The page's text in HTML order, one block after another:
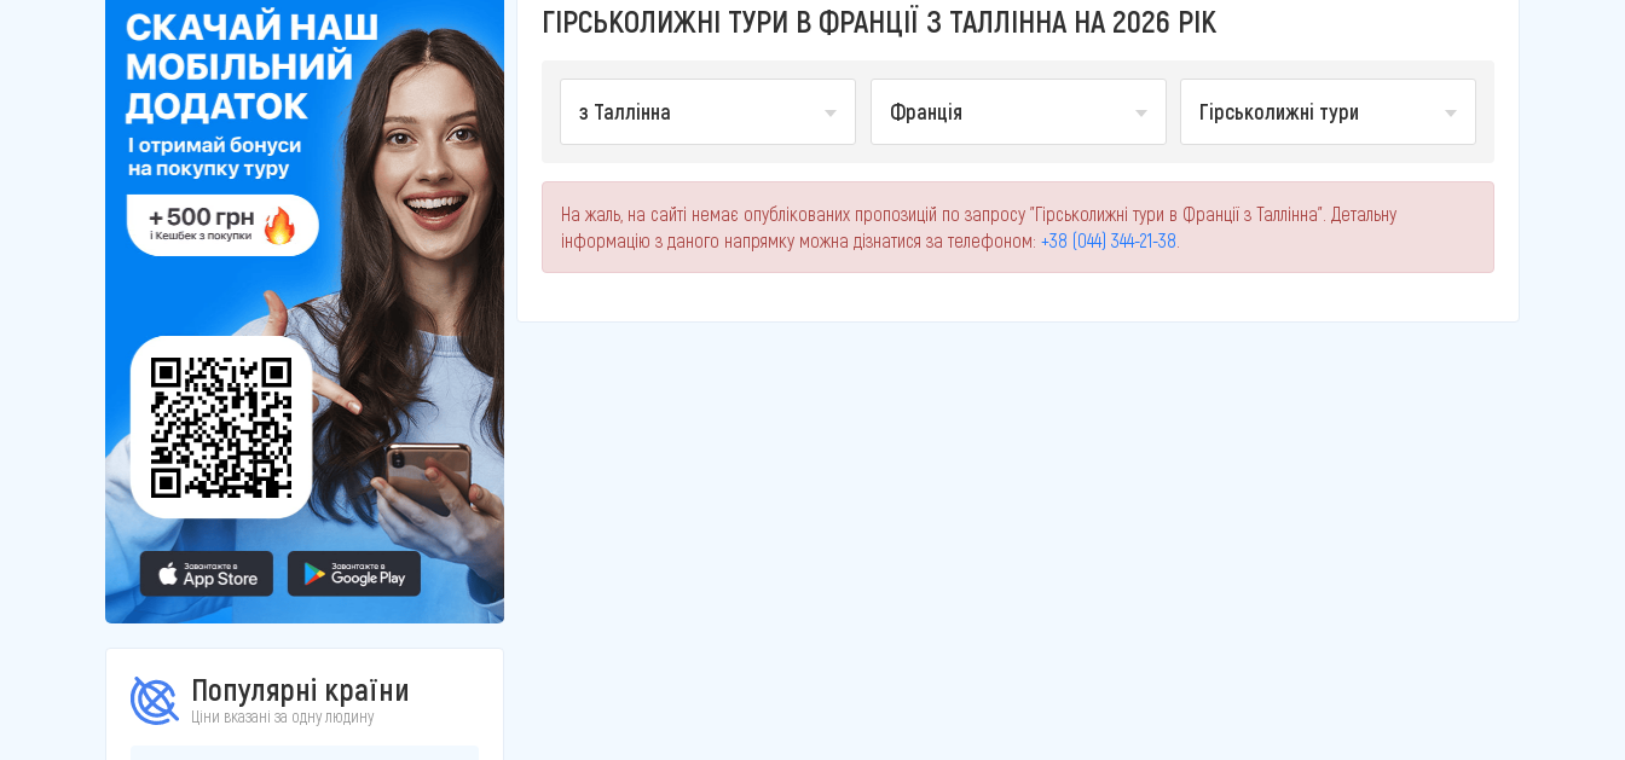
Популярні країни
Ціни вказані за одну людину
ГІРСЬКОЛИЖНІ ТУРИ В ФРАНЦІЇ З ТАЛЛІННА НА 2026 РІК
з Таллінна Франція Гірськолижні тури
На жаль, на сайті немає опублікованих пропозицій по запросу "Гірськолижні тури в Франції з Таллінна". Детальну
інформацію з даного напрямку можна дізнатися за телефоном: +38 (044) 344-21-38